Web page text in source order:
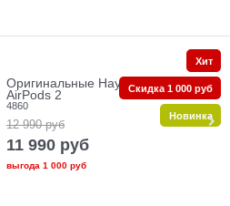
Оригинальные Наушники Apple
AirPods 2
4860
12 990 руб
11 990 руб
выгода 1 000 руб
Хит
Скидка 1 000 руб
Новинка